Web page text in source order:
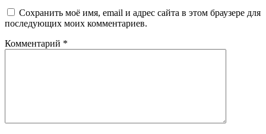
Сохранить моё имя, email и адрес сайта в этом браузере для
последующих моих комментариев.
Комментарий *